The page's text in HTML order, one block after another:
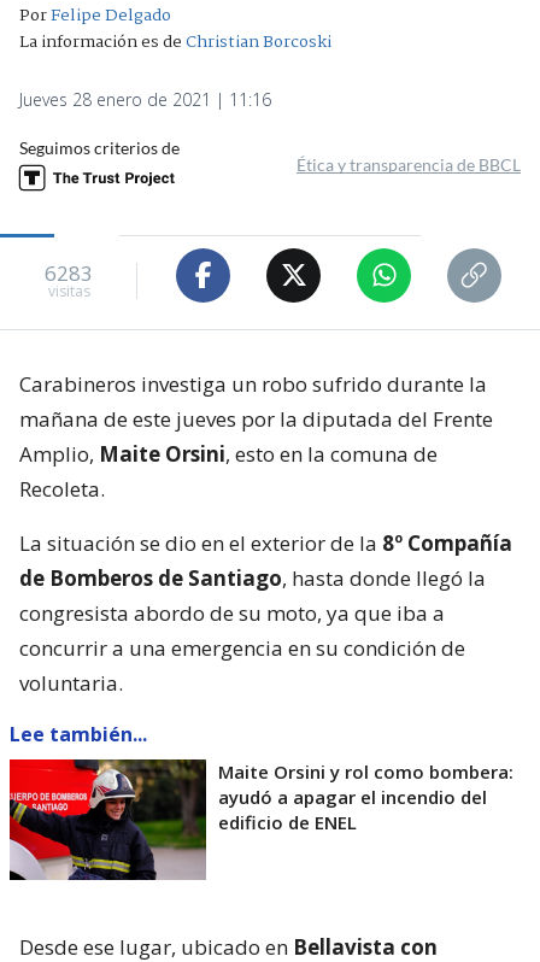
PorFelipe Delgado
La información es deChristian Borcoski
Jueves 28 enero de 2021 | 11:16
Seguimos criterios de
Ética y transparencia de BBCL
6283
visitas
Carabineros investiga un robo sufrido durante la
mañana de este jueves por la diputada del Frente
Amplio, Maite Orsini, esto en la comuna de
Recoleta.
La situación se dio en el exterior de la 8º Compañía
de Bomberos de Santiago, hasta donde llegó la
congresista abordo de su moto, ya que iba a
concurrir a una emergencia en su condición de
voluntaria.
Lee también...
Maite Orsini y rol como bombera:
ayudó a apagar el incendio del
edificio de ENEL
Desde ese lugar, ubicado en Bellavista con